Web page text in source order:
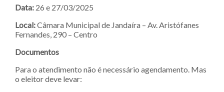
Data: 26 e 27/03/2025
Local:Câmara Municipal de Jandaíra – Av. Aristófanes
Fernandes, 290 – Centro
Documentos
Para o atendimento não é necessário agendamento. Mas
o eleitor deve levar: